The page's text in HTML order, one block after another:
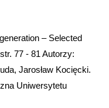
– Selected
77 - 81 Autorzy:
Jarosław Kocięcki.
Uniwersytetu